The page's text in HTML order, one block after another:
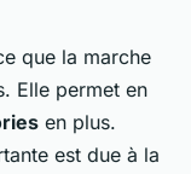
que la marche
Elle permet en
en plus.
est due à la